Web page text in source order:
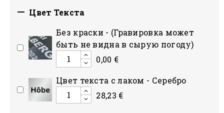
 Цвет Текста
Без краски - (Гравировка может
быть не видна в сырую погоду)
0,00 €
Цвет текста с лаком - Серебро
28,23 €